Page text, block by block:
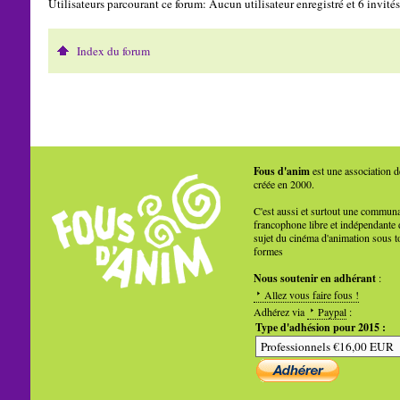
Index du forum
Fous d'animest une association
créée en 2000.
C'est aussi et surtout une
francophone libre et indépendante
sujet du cinéma d'animation sous
formes
Nous soutenir en adhérant:
Allez vous faire fous !
Adhérez via
Paypal:
Type d'adhésion pour 2015 :